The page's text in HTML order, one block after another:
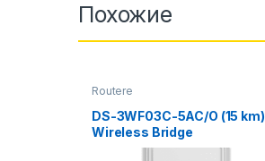
Похожие
Routere
DS-3WF03C-5AC/O (15 km)
Wireless Bridge